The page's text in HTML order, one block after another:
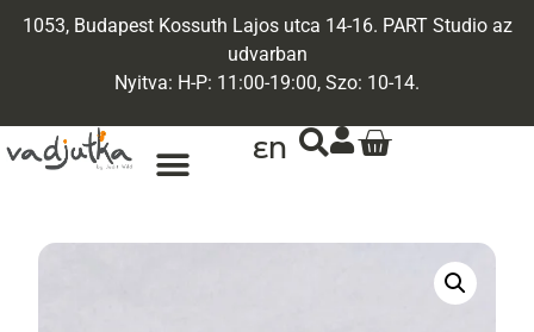
1053, Budapest Kossuth Lajos utca 14-16. PART Studio az
udvarban
Nyitva: H-P: 11:00-19:00, Szo: 10-14.
EN